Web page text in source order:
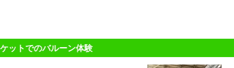
ットでのバルーン体験